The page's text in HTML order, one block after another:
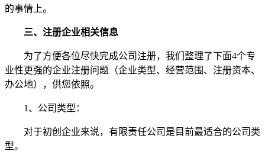
的事情上。
三、注册企业相关信息
为了方便各位尽快完成公司注册，我们整理了下面4个专
业性更强的企业注册问题（企业类型、经营范围、注册资本、
办公地），供您依照。
1、公司类型：
对于初创企业来说，有限责任公司是目前最适合的公司类
型。